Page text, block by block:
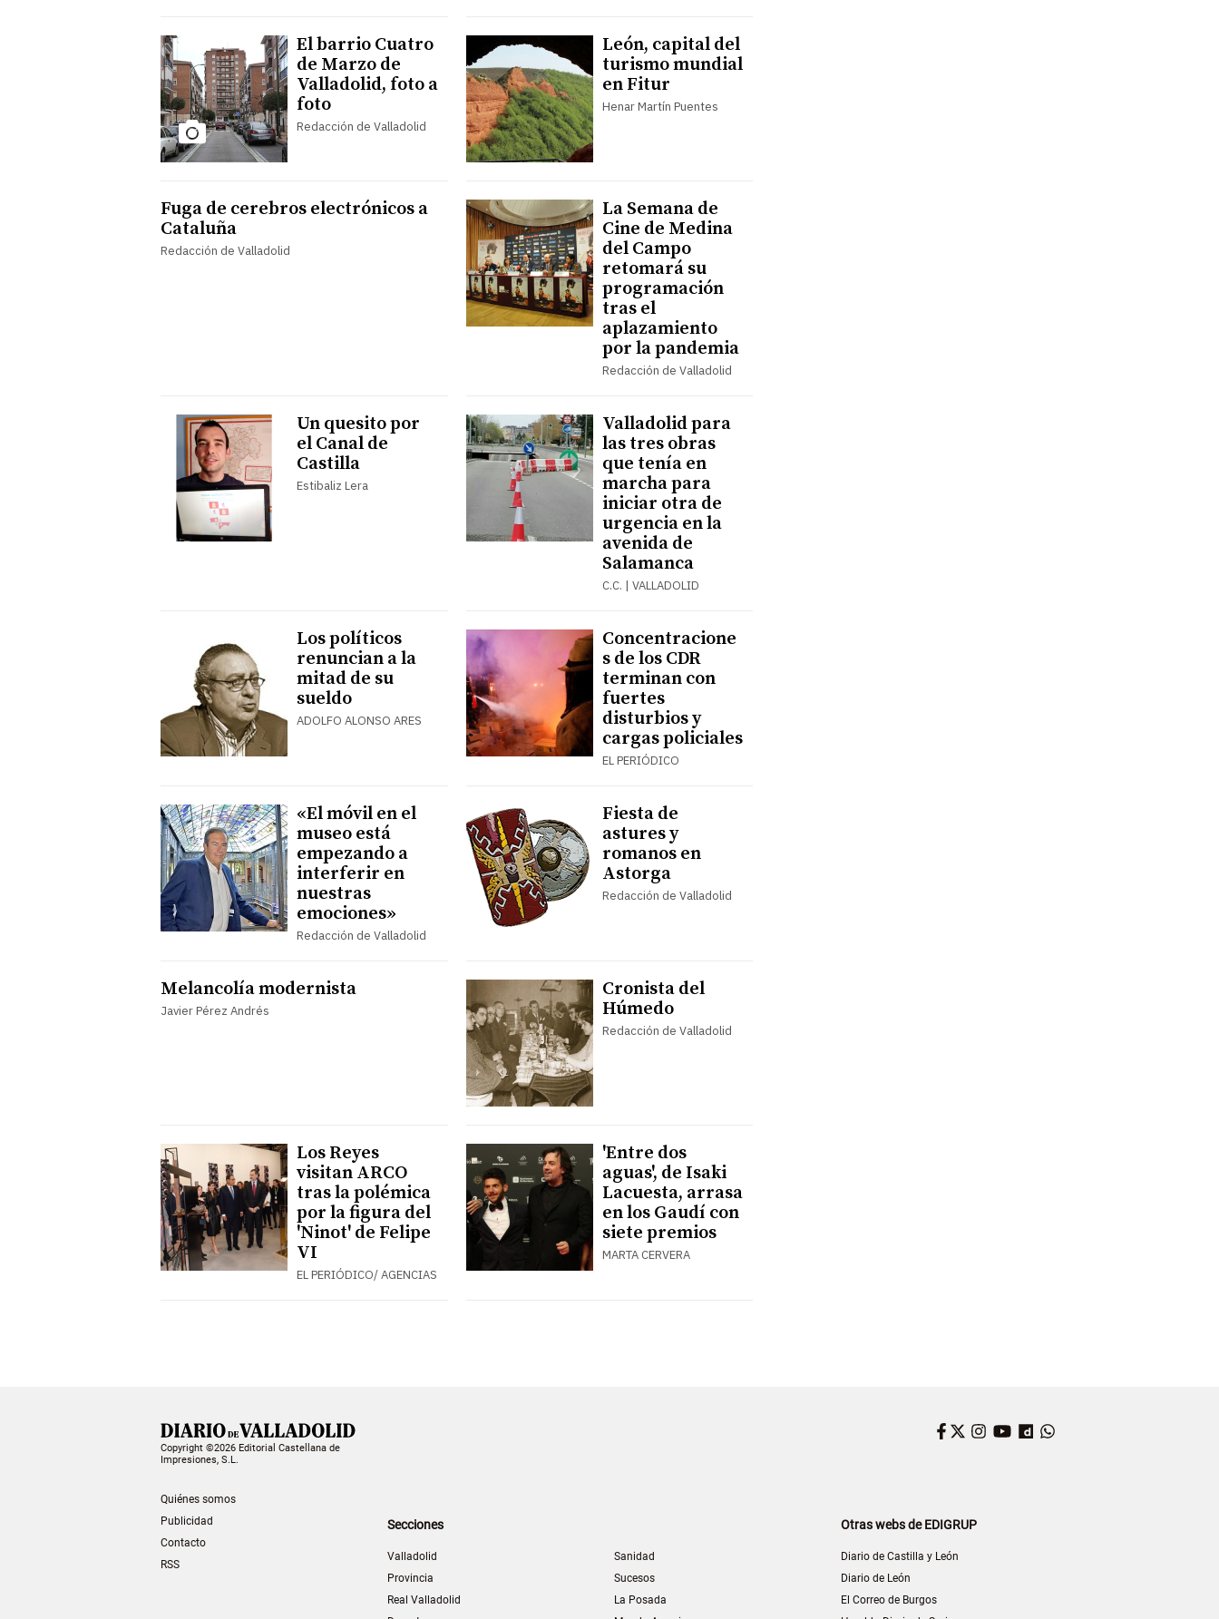
El barrio Cuatro
de Marzo de
Valladolid, foto a
foto
Redacción de Valladolid
León, capital del
turismo mundial
en Fitur
Henar Martín Puentes
Fuga de cerebros electrónicos a
Cataluña
Redacción de Valladolid
La Semana de
Cine de Medina
del Campo
retomará su
programación
tras el
aplazamiento
por la pandemia
Redacción de Valladolid
Un quesito por
el Canal de
Castilla
Estibaliz Lera
Valladolid para
las tres obras
que tenía en
marcha para
iniciar otra de
urgencia en la
avenida de
Salamanca
C.C. | VALLADOLID
Los políticos
renuncian a la
mitad de su
sueldo
ADOLFO ALONSO ARES
Concentracione
s de los CDR
terminan con
fuertes
disturbios y
cargas policiales
EL PERIÓDICO
«El móvil en el
museo está
empezando a
interferir en
nuestras
emociones»
Redacción de Valladolid
Fiesta de
astures y
romanos en
Astorga
Redacción de Valladolid
Melancolía modernista
Javier Pérez Andrés
Cronista del
Húmedo
Redacción de Valladolid
Los Reyes
visitan ARCO
tras la polémica
por la figura del
'Ninot' de Felipe
VI
EL PERIÓDICO/ AGENCIAS
'Entre dos
aguas', de Isaki
Lacuesta, arrasa
en los Gaudí con
siete premios
MARTA CERVERA
Copyright ©2026 Editorial Castellana de
Impresiones, S.L.
Quiénes somos
Publicidad
Contacto
RSS
Facebook
Twitter
Instagram
YouTube
Dailymotion
Secciones
Valladolid
Provincia
Real Valladolid
Sanidad
Sucesos
La Posada
Otras webs de EDIGRUP
Diario de Castilla y León
Diario de León
El Correo de Burgos